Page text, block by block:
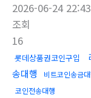
2026-06-24 22:43
조회
16
롯데상품권코인구입
송대행
비트코인송금
코인전송대행